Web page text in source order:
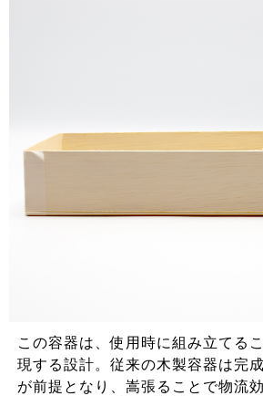
この容器は、使用時に組み立てる
現する設計。従来の木製容器は完
が前提となり、嵩張ることで物流